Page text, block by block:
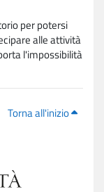
per potersi
alle attività
l'impossibilità
Torna all'inizio